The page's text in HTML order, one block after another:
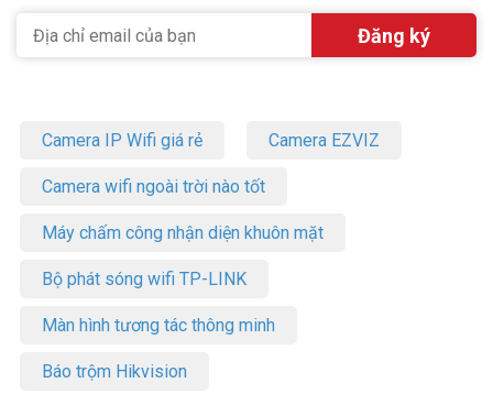
Camera IP Wifi giá rẻ Camera EZVIZ
Camera wifi ngoài trời nào tốt
Máy chấm công nhận diện khuôn mặt
Bộ phát sóng wifi TP-LINK
Màn hình tương tác thông minh
Báo trộm Hikvision